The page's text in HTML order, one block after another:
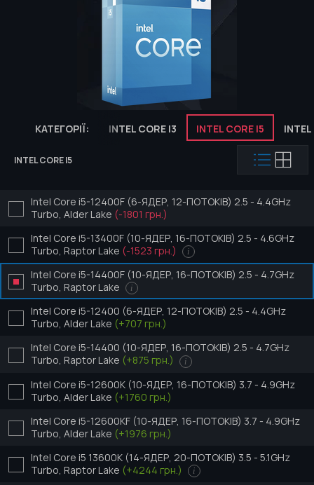
КАТЕГОРІЇ: INTEL CORE I3 INTEL CORE I5
INTEL CORE I5
Intel Core i5-12400F (6-ЯДЕР, 12-ПОТОКІВ) 2.5 - 4.4GHz
Turbo, Alder Lake (-1801 грн.)
Intel Core i5-13400F (10-ЯДЕР, 16-ПОТОКІВ) 2.5 - 4.6GHz
Turbo, Raptor Lake (-1523 грн.) i
Intel Core i5-14400F (10-ЯДЕР, 16-ПОТОКІВ) 2.5 - 4.7GHz
Turbo, Raptor Lake
i
Intel Core i5-12400 (6-ЯДЕР, 12-ПОТОКІВ) 2.5 - 4.4GHz
Turbo, Alder Lake (+707 грн.)
Intel Core i5-14400 (10-ЯДЕР, 16-ПОТОКІВ) 2.5 - 4.7GHz
Turbo, Raptor Lake (+875 грн.) i
Intel Core i5-12600K (10-ЯДЕР, 16-ПОТОКІВ) 3.7 - 4.9GHz
Turbo, Alder Lake (+1760 грн.)
Intel Core i5-12600KF (10-ЯДЕР, 16-ПОТОКІВ) 3.7 - 4.9GHz
Turbo, Alder Lake (+1976 грн.)
Intel Core i5 13600K (14-ЯДЕР, 20-ПОТОКІВ) 3.5 - 5.1GHz
Turbo, Raptor Lake (+4244 грн.) i